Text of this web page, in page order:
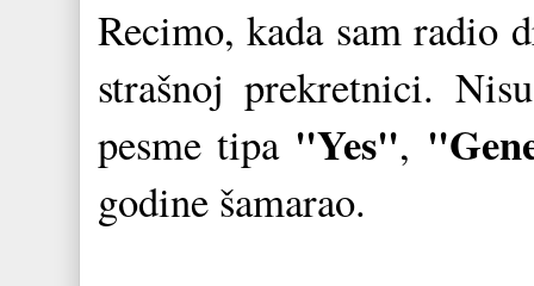
Recimo, kada sam radio
strašnoj prekretnici.
pesme tipa "Yes",
godine šamarao.